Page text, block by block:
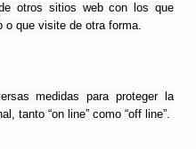
otros sitios web con los que
o que visite de otra forma.
medidas para proteger la
tanto “on line” como “off line”.